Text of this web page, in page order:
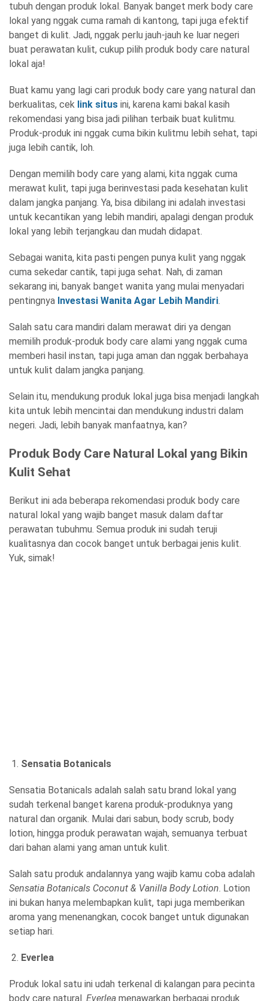
tubuh dengan produk lokal. Banyak banget merk body care
lokal yang nggak cuma ramah di kantong, tapi juga efektif
banget di kulit. Jadi, nggak perlu jauh-jauh ke luar negeri
buat perawatan kulit, cukup pilih produk body care natural
lokal aja!
Buat kamu yang lagi cari produk body care yang natural dan
berkualitas, cek link situs ini, karena kami bakal kasih
rekomendasi yang bisa jadi pilihan terbaik buat kulitmu.
Produk-produk ini nggak cuma bikin kulitmu lebih sehat, tapi
juga lebih cantik, loh.
Dengan memilih body care yang alami, kita nggak cuma
merawat kulit, tapi juga berinvestasi pada kesehatan kulit
dalam jangka panjang. Ya, bisa dibilang ini adalah investasi
untuk kecantikan yang lebih mandiri, apalagi dengan produk
lokal yang lebih terjangkau dan mudah didapat.
Sebagai wanita, kita pasti pengen punya kulit yang nggak
cuma sekedar cantik, tapi juga sehat. Nah, di zaman
sekarang ini, banyak banget wanita yang mulai menyadari
pentingnya Investasi Wanita Agar Lebih Mandiri.
Salah satu cara mandiri dalam merawat diri ya dengan
memilih produk-produk body care alami yang nggak cuma
memberi hasil instan, tapi juga aman dan nggak berbahaya
untuk kulit dalam jangka panjang.
Selain itu, mendukung produk lokal juga bisa menjadi langkah
kita untuk lebih mencintai dan mendukung industri dalam
negeri. Jadi, lebih banyak manfaatnya, kan?
Produk Body Care Natural Lokal yang Bikin
Kulit Sehat
Berikut ini ada beberapa rekomendasi produk body care
natural lokal yang wajib banget masuk dalam daftar
perawatan tubuhmu. Semua produk ini sudah teruji
kualitasnya dan cocok banget untuk berbagai jenis kulit.
Yuk, simak!
Sensatia Botanicals
Sensatia Botanicals adalah salah satu brand lokal yang
sudah terkenal banget karena produk-produknya yang
natural dan organik. Mulai dari sabun, body scrub, body
lotion, hingga produk perawatan wajah, semuanya terbuat
dari bahan alami yang aman untuk kulit.
Salah satu produk andalannya yang wajib kamu coba adalah
Sensatia Botanicals Coconut & Vanilla Body Lotion. Lotion
ini bukan hanya melembapkan kulit, tapi juga memberikan
aroma yang menenangkan, cocok banget untuk digunakan
setiap hari.
Everlea
Produk lokal satu ini udah terkenal di kalangan para pecinta
body care natural. Everlea menawarkan berbagai produk